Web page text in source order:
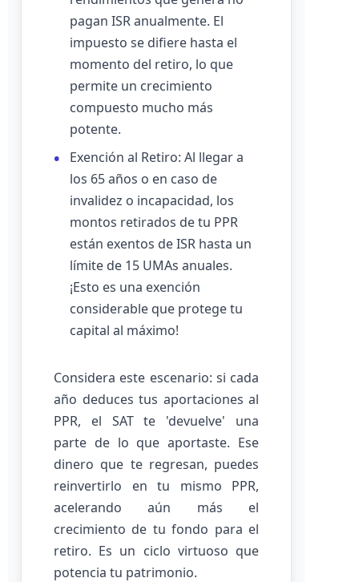
pagan ISR anualmente. El
impuesto se difiere hasta el
momento del retiro, lo que
permite un crecimiento
compuesto mucho más
potente.
Exención al Retiro: Al llegar a
los 65 años o en caso de
invalidez o incapacidad, los
montos retirados de tu PPR
están exentos de ISR hasta un
límite de 15 UMAs anuales.
¡Esto es una exención
considerable que protege tu
capital al máximo!
Considera este escenario: si cada
año deduces tus aportaciones al
PPR, el SAT te 'devuelve' una
parte de lo que aportaste. Ese
dinero que te regresan, puedes
reinvertirlo en tu mismo PPR,
acelerando aún más el
crecimiento de tu fondo para el
retiro. Es un ciclo virtuoso que
potencia tu patrimonio.